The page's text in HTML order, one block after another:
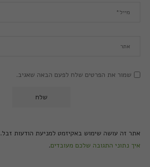
שמור את הפרטים שלח לפעם הבאה שאגיב.
אתר זה עושה שימוש באקיזמט למניעת הודעות זבל.
איך נתוני התגובה שלכם מעובדים.